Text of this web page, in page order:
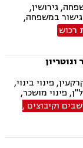
גירושין,
גישור במשפחה,
דיני עבודה,
38, מגרשים לבניה , הפקעת
עסקאות מכר דירה,
לשון הרע,
חברות, ליווי
רוחני, רשלנות
שיניים, משרד
רכוש
פינוי בינוי,
פינוי מושכר,
מכר דירה,
כוח מתמשך,
וקיבוצים ,